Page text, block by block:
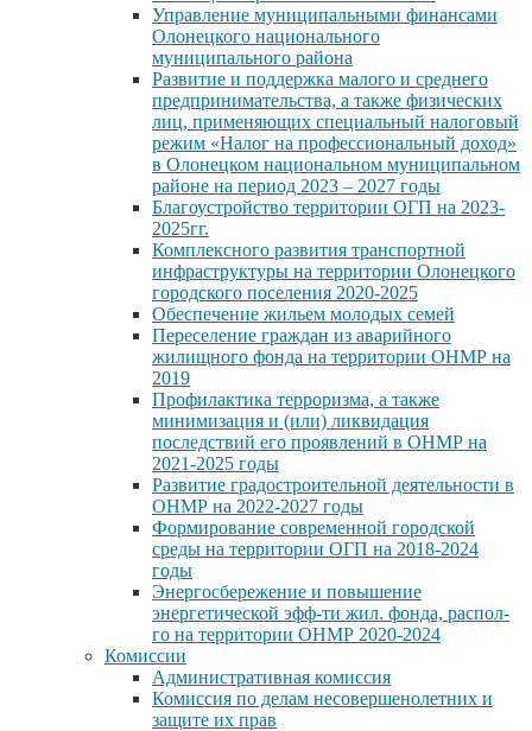
Управление муниципальными финансами
Олонецкого национального
муниципального района
Развитие и поддержка малого и среднего
предпринимательства, а также физических
лиц, применяющих специальный налоговый
режим «Налог на профессиональный доход»
в Олонецком национальном муниципальном
районе на период 2023 – 2027 годы
Благоустройство территории ОГП на 2023-
2025гг.
Комплексного развития транспортной
инфраструктуры на территории Олонецкого
городского поселения 2020-2025
Обеспечение жильем молодых семей
Переселение граждан из аварийного
жилищного фонда на территории ОНМР на
2019
Профилактика терроризма, а также
минимизация и (или) ликвидация
последствий его проявлений в ОНМР на
2021-2025 годы
Развитие градостроительной деятельности в
ОНМР на 2022-2027 годы
Формирование современной городской
среды на территории ОГП на 2018-2024
годы
Энергосбережение и повышение
энергетической эфф-ти жил. фонда, распол-
го на территории ОНМР 2020-2024
Комиссии
Административная комиссия
Комиссия по делам несовершенолетних и
защите их прав